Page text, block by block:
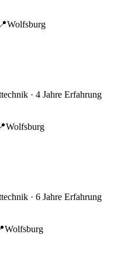
📍Wolfsburg
· 4 Jahre Erfahrung
Wolfsburg
· 6 Jahre Erfahrung
Wolfsburg